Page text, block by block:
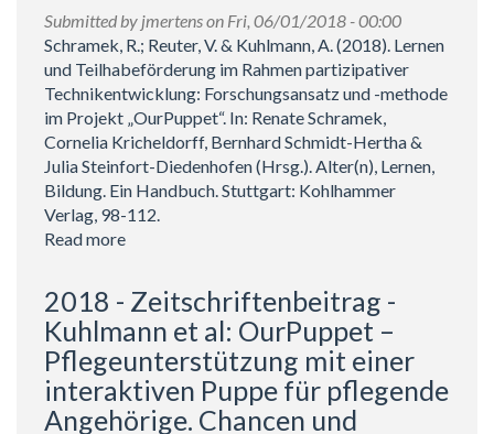
ethisch-
soziale
Aspekte
einer
M-
T-
I
Entwicklung
Submitted by jmertenson Fri, 06/01/2018 - 00:00
Schramek, R.; Reuter, V. & Kuhlmann, A. (2018). Lernen
und Teilhabeförderung im Rahmen partizipativer
Technikentwicklung: Forschungsansatz und -methode
im Projekt „OurPuppet“. In: Renate Schramek,
Cornelia Kricheldorff, Bernhard Schmidt-Hertha &
Julia Steinfort-Diedenhofen (Hrsg.). Alter(n), Lernen,
Bildung. Ein Handbuch. Stuttgart: Kohlhammer
Verlag, 98-112.
Read more
Buchbeitrag
-
Schramek
et
al:
2018 - Zeitschriftenbeitrag -
Kuhlmann et al: OurPuppet –
Pflegeunterstützung mit einer
interaktiven Puppe für pflegende
Angehörige. Chancen und